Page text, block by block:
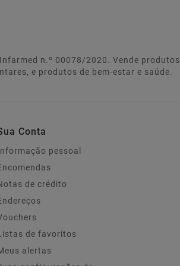
n.º 00078/2020. Vende produtos
e produtos de bem-estar e saúde.
Conta
pessoal
de crédito
de favoritos
alertas